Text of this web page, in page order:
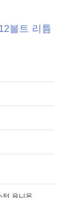
볼트 리튬
턴 유니온,